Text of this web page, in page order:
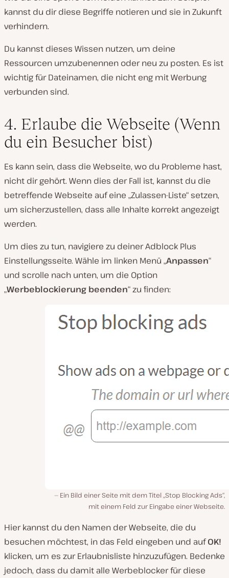
kannst du dir diese Begriffe notieren und sie in Zukunft
verhindern.
Du kannst dieses Wissen nutzen, um deine
Ressourcen umzubenennen oder neu zu posten. Es ist
wichtig für Dateinamen, die nicht eng mit Werbung
verbunden sind.
4. Erlaube die Webseite (Wenn
du ein Besucher bist)
Es kann sein, dass die Webseite, wo du Probleme hast,
nicht dir gehört. Wenn dies der Fall ist, kannst du die
betreffende Webseite auf eine „Zulassen-Liste“ setzen,
um sicherzustellen, dass alle Inhalte korrekt angezeigt
werden.
Um dies zu tun, navigiere zu deiner Adblock Plus
Einstellungsseite. Wähle im linken Menü „Anpassen“
und scrolle nach unten, um die Option
„Werbeblockierung beenden“ zu finden:
Ein Bild einer Seite mit dem Titel „Stop Blocking Ads“,
mit einem Feld zur Eingabe einer Webseite.
Hier kannst du den Namen der Webseite, die du
besuchen möchtest, in das Feld eingeben und aufOK!
klicken, um es zur Erlaubnisliste hinzuzufügen. Bedenke
jedoch, dass du damit alle Werbeblocker für diese